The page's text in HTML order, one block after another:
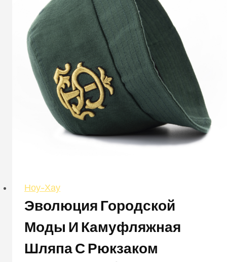
Ноу-Хау
Эволюция Городской
Моды И Камуфляжная
Шляпа С Рюкзаком